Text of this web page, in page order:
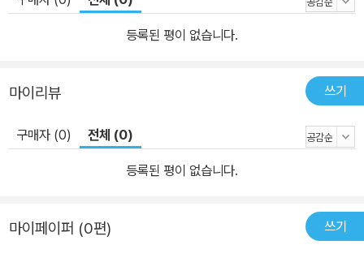
등록된 평이 없습니다.
마이리뷰 쓰기
구매자 (0) 전체 (0)
등록된 평이 없습니다.
마이페이퍼 (0편) 쓰기